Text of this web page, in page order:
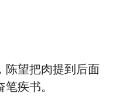
陈望把肉提到后面
疾书。